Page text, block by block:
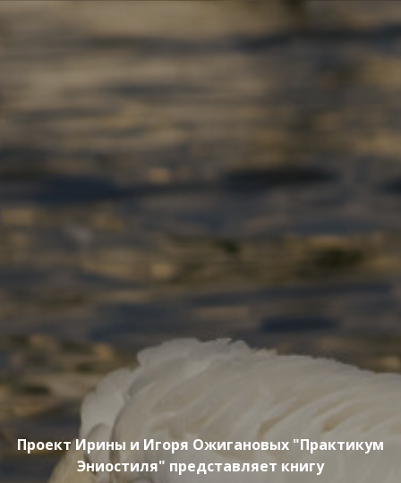
Проект Ирины и Игоря Ожигановых "Практикум
Эниостиля" представляет книгу